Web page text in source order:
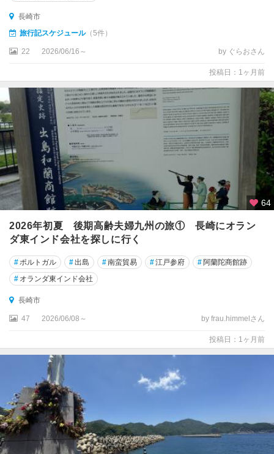
長崎市
旅行記スケジュール（5件）
22 2026/06/16～ by ぐらおさん
投稿日：1ヶ月前
64
2026年初夏 後期高齢夫婦九州の旅① 長崎にオラン
ダ東インド会社を探しに行く
#ポルトガル #出島 #南蛮貿易 #江戸参府 # 阿蘭陀商館跡
# オランダ東インド会社
長崎市
47 2026/06/08～ by frau.himmelさん
投稿日：1ヶ月前